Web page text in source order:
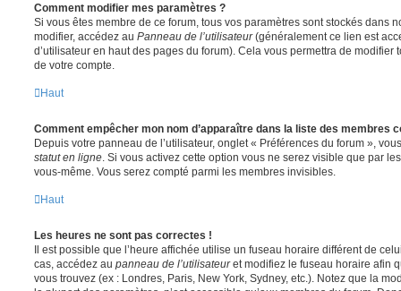
Comment modifier mes paramètres ?
Si vous êtes membre de ce forum, tous vos paramètres sont stockés dans
modifier, accédez au Panneau de l’utilisateur(généralement ce lien est
d’utilisateur en haut des pages du forum). Cela vous permettra de modifier
de votre compte.
Haut
Comment empêcher mon nom d’apparaître dans la liste des membres
Depuis votre panneau de l’utilisateur, onglet « Préférences du forum »,
statut en ligne . Si vous activez cette option vous ne serez visible que par
vous-même. Vous serez compté parmi les membres invisibles.
Haut
Les heures ne sont pas correctes !
Il est possible que l’heure affichée utilise un fuseau horaire différent de
cas, accédez au panneau de l’utilisateuret modifiez le fuseau horaire afin
vous trouvez (ex : Londres, Paris, New York, Sydney, etc.). Notez que la